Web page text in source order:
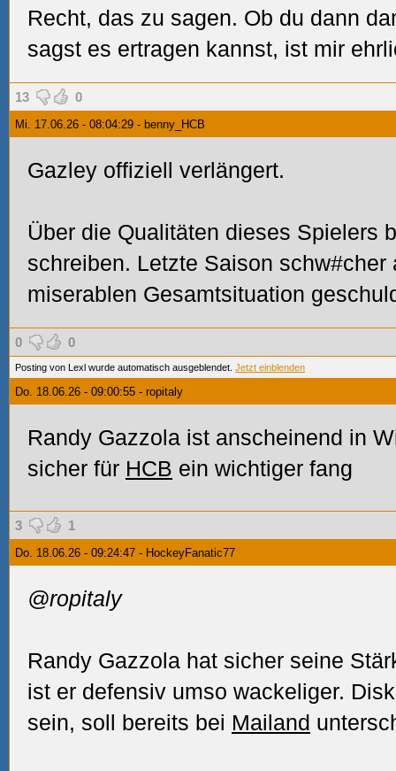
Recht, das zu sagen. Ob du dann
sagst es ertragen kannst, ist mir
13 0
Mi. 17.06.26 - 08:04:29 - benny_HCB
Gazley offiziell verlängert.
Über die Qualitäten dieses Spielers
schreiben. Letzte Saison
miserablen Gesamtsituation
0 0
Posting von Lexl wurde automatisch ausgeblendet. Jetzt einblenden
Do. 18.06.26 - 09:00:55 - ropitaly
Randy Gazzola ist anscheinend in
sicher für HCB ein wichtiger fang
3 1
Do. 18.06.26 - 09:24:47 - HockeyFanatic77
@ropitaly
Randy Gazzola hat sicher seine
ist er defensiv umso wackeliger.
sein, soll bereits bei Mailand